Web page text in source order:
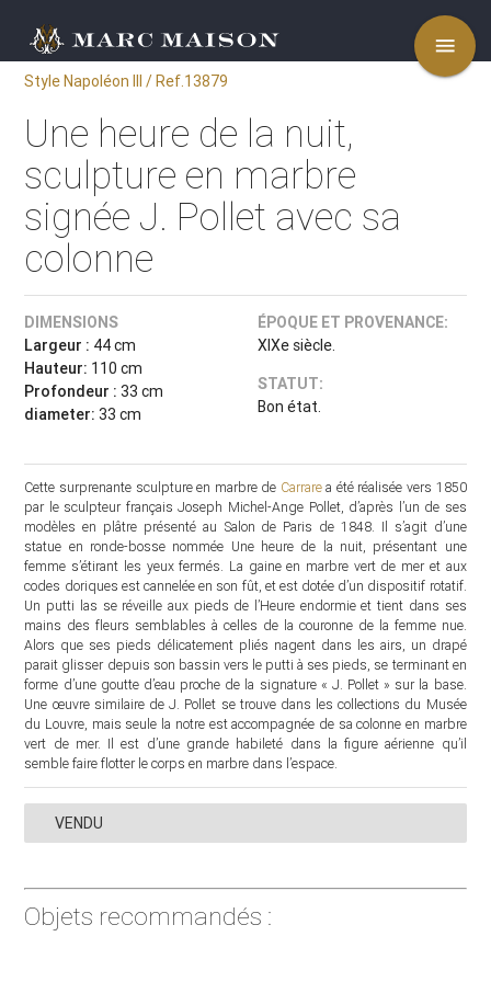
menu
Style Napoléon III / Ref.13879
Une heure de la nuit,
sculpture en marbre
signée J. Pollet avec sa
colonne
DIMENSIONS
Largeur : 44 cm
Hauteur: 110 cm
Profondeur : 33 cm
diameter: 33 cm
ÉPOQUE ET PROVENANCE:
XIXe siècle.
STATUT:
Bon état.
Cette surprenante sculpture en marbre de Carrarea été réalisée vers 1850
par le sculpteur français Joseph Michel-Ange Pollet, d’après l’un de ses
modèles en plâtre présenté au Salon de Paris de 1848. Il s’agit d’une
statue en ronde-bosse nommée Une heure de la nuit, présentant une
femme s’étirant les yeux fermés. La gaine en marbre vert de mer et aux
codes doriques est cannelée en son fût, et est dotée d’un dispositif rotatif.
Un putti las se réveille aux pieds de l’Heure endormie et tient dans ses
mains des fleurs semblables à celles de la couronne de la femme nue.
Alors que ses pieds délicatement pliés nagent dans les airs, un drapé
parait glisser depuis son bassin vers le putti à ses pieds, se terminant en
forme d’une goutte d’eau proche de la signature « J. Pollet » sur la base.
Une œuvre similaire de J. Pollet se trouve dans les collections du Musée
du Louvre, mais seule la notre est accompagnée de sa colonne en marbre
vert de mer. Il est d’une grande habileté dans la figure aérienne qu’il
semble faire flotter le corps en marbre dans l’espace.
VENDU
Objets recommandés :